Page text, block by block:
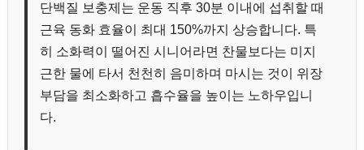
단백질 보충제는 운동 직후 30분 이내에 섭취할 때
근육 동화 효율이 최대 150%까지 상승합니다. 특
히 소화력이 떨어진 시니어라면 찬물보다는 미지
근한 물에 타서 천천히 음미하며 마시는 것이 위장
부담을 최소화하고 흡수율을 높이는 노하우입니
다.